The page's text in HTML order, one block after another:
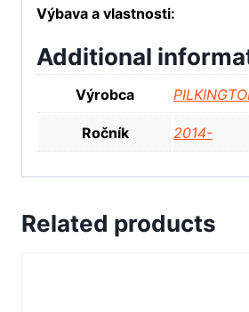
Výbava a vlastnosti:
Additional
Výrobca
Ročník 2014-
Related products